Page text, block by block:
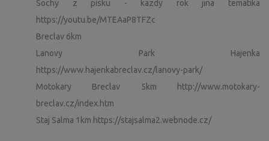
Sochy z pisku - kazdy rok jina tematika
https://youtu.be/MTEAaP8TFZc
Breclav 6km
Lanovy Park Hajenka
https://www.hajenkabreclav.cz/lanovy-park/
Motokary Breclav 5km http://www.motokary-
breclav.cz/index.htm
Staj Salma 1km https://stajsalma2.webnode.cz/